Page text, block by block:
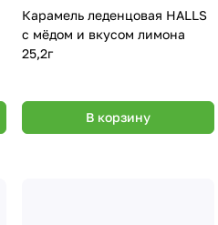
Карамель леденцовая HALLS
с мёдом и вкусом лимона
25,2г
В корзину